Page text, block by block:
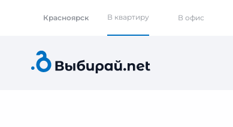
Красноярск В квартиру В офис